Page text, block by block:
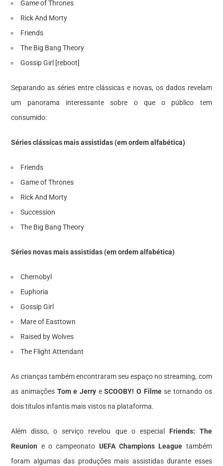
Game of Thrones
Rick And Morty
Friends
The Big Bang Theory
Gossip Girl [reboot]
Separando as séries entre clássicas e novas, os dados revelam
um panorama interessante sobre o que o público tem
consumido:
Séries clássicas mais assistidas (em ordem alfabética)
Friends
Game of Thrones
Rick And Morty
Succession
The Big Bang Theory
Séries novas mais assistidas (em ordem alfabética)
Chernobyl
Euphoria
Gossip Girl
Mare of Easttown
Raised by Wolves
The Flight Attendant
As crianças também encontraram seu espaço no streaming, com
as animações Tom e Jerry eSCOOBY! O Filmese tornando os
dois títulos infantis mais vistos na plataforma.
Além disso, o serviço revelou que o especial Friends: The
Reunion e o campeonato UEFA Champions League também
foram algumas das produções mais assistidas durante esses